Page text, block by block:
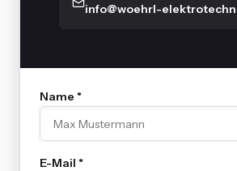
info@woehrl-
Name *
E-Mail *